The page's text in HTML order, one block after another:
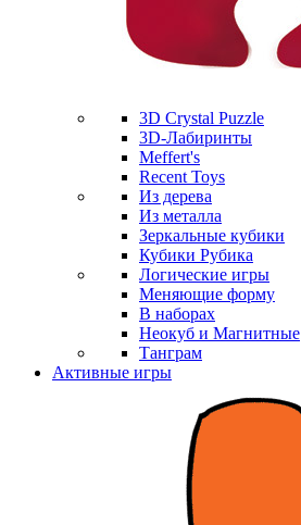
3D Crystal Puzzle
3D-Лабиринты
Meffert's
Recent Toys
Из дерева
Из металла
Зеркальные кубики
Кубики Рубика
Логические игры
Меняющие форму
В наборах
Неокуб и Магнитные
Танграм
Активные игры